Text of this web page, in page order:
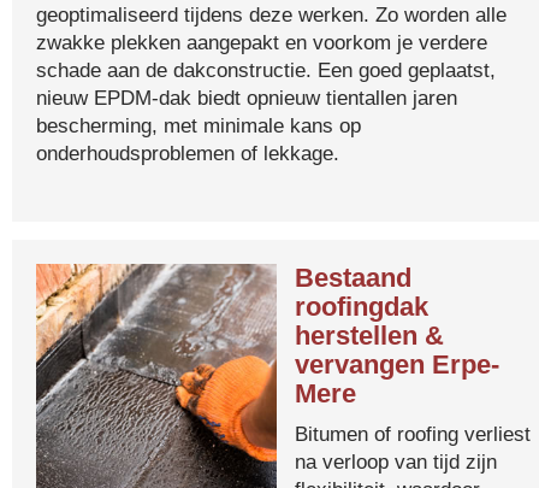
geoptimaliseerd tijdens deze werken. Zo worden alle
zwakke plekken aangepakt en voorkom je verdere
schade aan de dakconstructie. Een goed geplaatst,
nieuw EPDM-dak biedt opnieuw tientallen jaren
bescherming, met minimale kans op
onderhoudsproblemen of lekkage.
Bestaand
roofingdak
herstellen &
vervangen Erpe-
Mere
Bitumen of roofing verliest
na verloop van tijd zijn